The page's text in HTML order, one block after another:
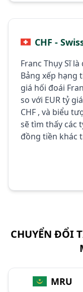
CHF -
Franc Thụy Sĩ
Bảng xếp hạng
giá hối đoái
so với EUR tỷ
CHF , và biểu
sẽ tìm thấy các
đồng tiền khác
CHUYỂN ĐỔI
MRU